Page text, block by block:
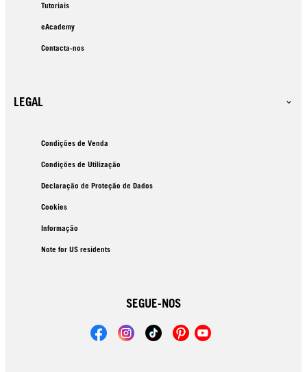
Tutoriais
eAcademy
Contacta-nos
LEGAL
Condições de Venda
Condições de Utilização
Declaração de Proteção de Dados
Cookies
Informação
Note for US residents
SEGUE-NOS